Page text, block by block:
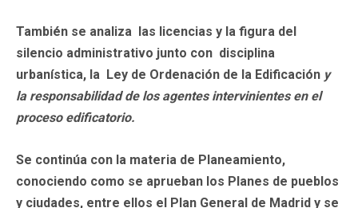
También se analiza las licencias y la figura del
silencio administrativo junto con disciplina
urbanística, la Ley de Ordenación de la Edificación y
la responsabilidad de los agentes intervinientes en el
proceso edificatorio.
Se continúa con la materia de Planeamiento,
conociendo como se aprueban los Planes de pueblos
y ciudades, entre ellos el Plan General de Madrid y se